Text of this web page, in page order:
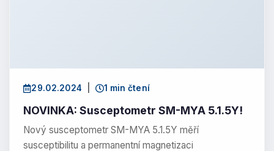
29.02.2024 1 min čtení
NOVINKA: Susceptometr SM-MYA 5.1.5Y!
Nový susceptometr SM-MYA 5.1.5Y měří
susceptibilitu a permanentní magnetizaci